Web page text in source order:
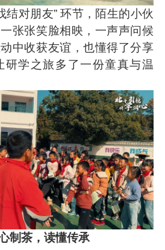
结对朋友” 环节，陌生的小伙
张张笑脸相映，一声声问候
中收获友谊，也懂得了分享
研学之旅多了一份童真与温
制茶，读懂传承